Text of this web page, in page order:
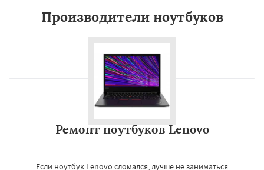
Производители ноутбуков
Ремонт ноутбуков Lenovo
Если ноутбук Lenovo сломался, лучше не заниматься